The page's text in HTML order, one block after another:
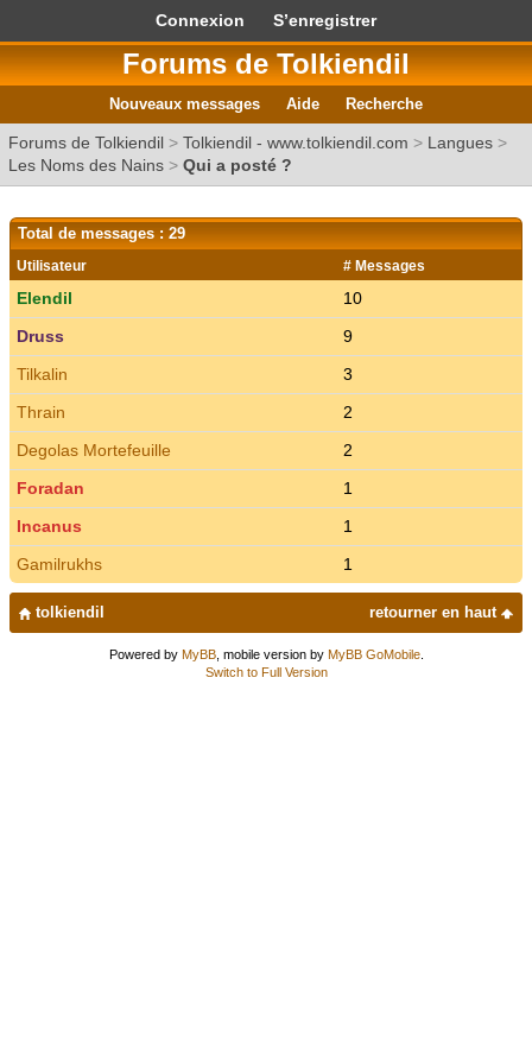
Connexion S’enregistrer
Forums de Tolkiendil
Nouveaux messages Aide Recherche
Forums de Tolkiendil > Tolkiendil - www.tolkiendil.com > Langues >
Les Noms des Nains > Qui a posté ?
Total de messages : 29
Utilisateur # Messages
Elendil
10
Druss
9
Tilkalin
3
Thrain
2
Degolas Mortefeuille
2
Foradan
1
Incanus
1
Gamilrukhs
1
retourner en haut
tolkiendil
Powered by MyBB, mobile version by MyBB GoMobile.
Switch to Full Version